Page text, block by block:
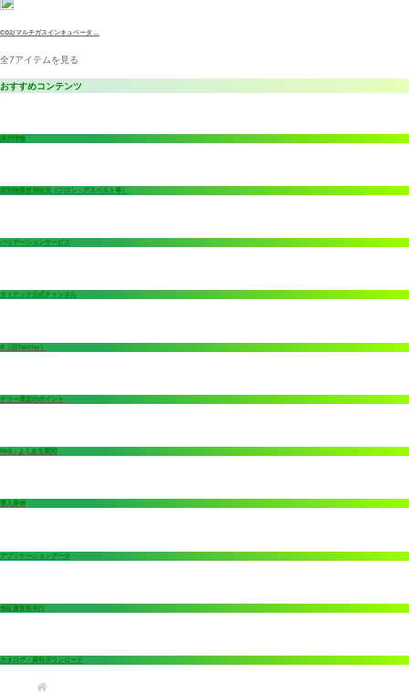
CO2/マルチガスインキュベータ ...
全7アイテムを見る
おすすめコンテンツ
採用情報
規制物質使用状況（フロン・アスベスト等）
バリデーションサービス
タイテック公式チャンネル
X（旧Twitter）
チラー選定のポイント
FAQ：よくある質問
導入事例
アプリケーションデータ
保証書新規発行
カタログ・資料ダウンロード